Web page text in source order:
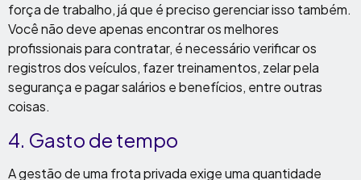
força de trabalho, já que é preciso gerenciar isso também.
Você não deve apenas encontrar os melhores
profissionais para contratar, é necessário verificar os
registros dos veículos, fazer treinamentos, zelar pela
segurança e pagar salários e benefícios, entre outras
coisas.
4. Gasto de tempo
A gestão de uma frota privada exige uma quantidade